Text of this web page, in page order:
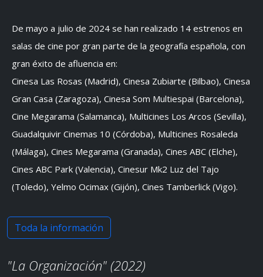
De mayo a julio de 2024 se han realizado 14 estrenos en
salas de cine por gran parte de la geografía española, con
gran éxito de afluencia en:
Cinesa Las Rosas (Madrid), Cinesa Zubiarte (Bilbao), Cinesa
Gran Casa (Zaragoza), Cinesa Som Multiespai (Barcelona),
Cine Megarama (Salamanca), Multicines Los Arcos (Sevilla),
Guadalquivir Cinemas 10 (Córdoba), Multicines Rosaleda
(Málaga), Cines Megarama (Granada), Cines ABC (Elche),
Cines ABC Park (Valencia), Cinesur Mk2 Luz del Tajo
(Toledo), Yelmo Ocimax (Gijón), Cines Tamberlick (Vigo).
Toda la información
"La Organización" (2022)